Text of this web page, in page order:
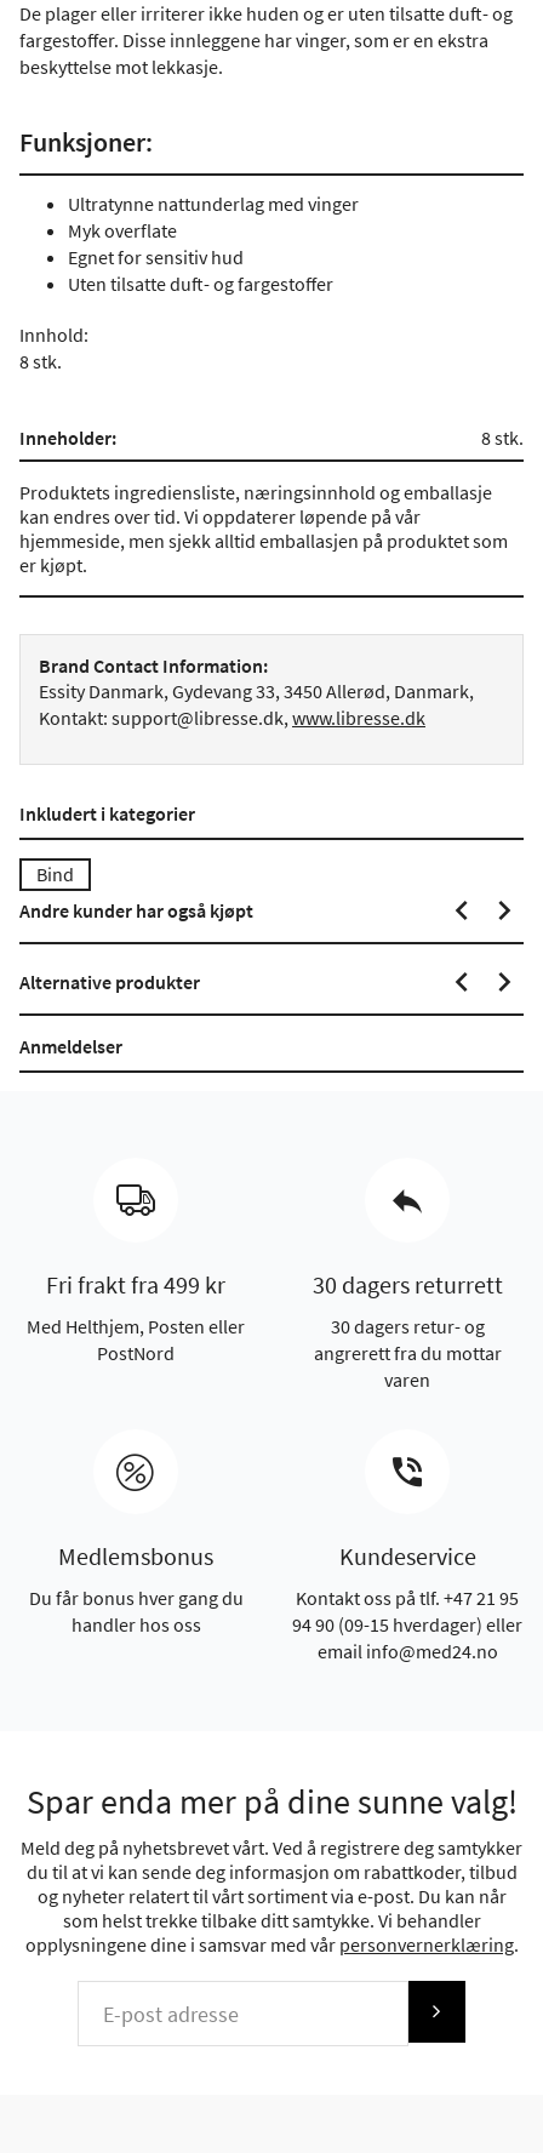
De plager eller irriterer ikke huden og er uten tilsatte duft- og
fargestoffer. Disse innleggene har vinger, som er en ekstra
beskyttelse mot lekkasje.
Funksjoner:
Ultratynne nattunderlag med vinger
Myk overflate
Egnet for sensitiv hud
Uten tilsatte duft- og fargestoffer
Innhold:
8 stk.
Inneholder: 8 stk.
Produktets ingrediensliste, næringsinnhold og emballasje
kan endres over tid. Vi oppdaterer løpende på vår
hjemmeside, men sjekk alltid emballasjen på produktet som
er kjøpt.
Brand Contact Information:
Essity Danmark, Gydevang 33, 3450 Allerød, Danmark,
Kontakt: support@libresse.dk,www.libresse.dk
Inkludert i kategorier
Bind
Andre kunder har også kjøpt
Alternative produkter
Anmeldelser
Fri frakt fra 499 kr
Med Helthjem, Posten eller
PostNord
30 dagers returrett
30 dagers retur- og
angrerett fra du mottar
varen
Medlemsbonus
Du får bonus hver gang du
handler hos oss
Kundeservice
Kontakt oss på tlf. +47 21 95
94 90 (09-15 hverdager) eller
email info@med24.no
Spar enda mer på dine sunne valg!
Meld deg på nyhetsbrevet vårt. Ved å registrere deg samtykker
du til at vi kan sende deg informasjon om rabattkoder, tilbud
og nyheter relatert til vårt sortiment via e-post. Du kan når
som helst trekke tilbake ditt samtykke. Vi behandler
opplysningene dine i samsvar med vår personvernerklæring.